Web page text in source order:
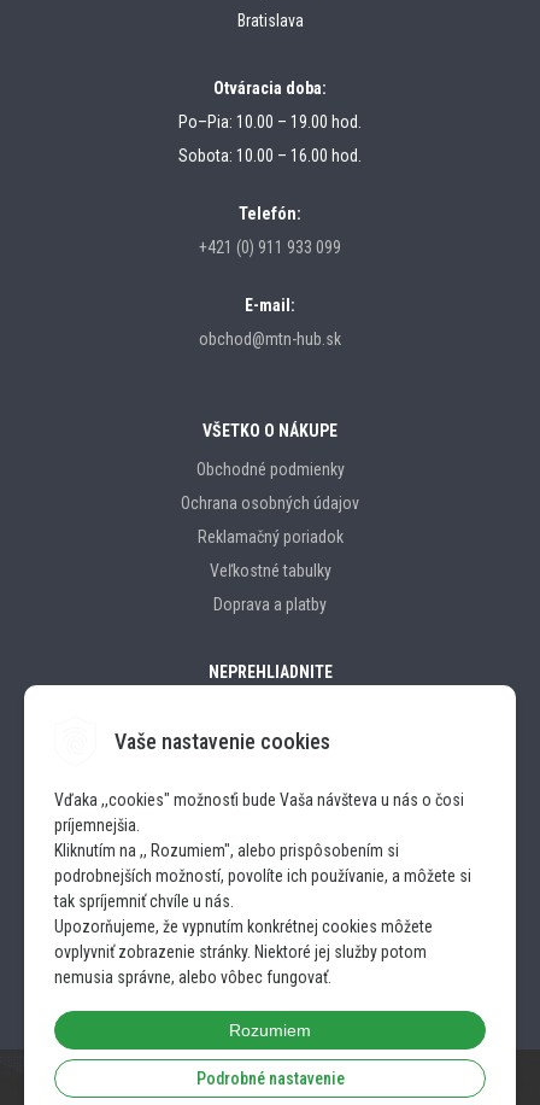
Vaše nastavenie cookies
Vďaka ,,cookies" možnosťi bude Vaša návšteva u nás o čosi
príjemnejšia.
Kliknutím na ,, Rozumiem", alebo prispôsobením si
podrobnejších možností, povolíte ich používanie, a môžete si
tak spríjemniť chvíle u nás.
Upozorňujeme, že vypnutím konkrétnej cookies môžete
ovplyvniť zobrazenie stránky. Niektoré jej služby potom
nemusia správne, alebo vôbec fungovať.
Rozumiem
Podrobné nastavenie
Bratislava
Otváracia doba:
Po–Pia: 10.00 – 19.00 hod.
Sobota: 10.00 – 16.00 hod.
Telefón:
+421 (0) 911 933 099
E-mail:
obchod@mtn-hub.sk
VŠETKO O NÁKUPE
Obchodné podmienky
Ochrana osobných údajov
Reklamačný poriadok
Veľkostné tabulky
Doprava a platby
NEPREHLIADNITE
INSTAGRAM
FACEBOOK